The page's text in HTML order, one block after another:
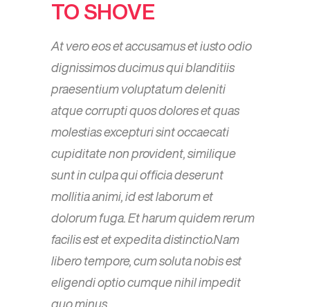
TO SHOVE
At vero eos et accusamus et iusto odio
dignissimos ducimus qui blanditiis
praesentium voluptatum deleniti
atque corrupti quos dolores et quas
molestias excepturi sint occaecati
cupiditate non provident, similique
sunt in culpa qui officia deserunt
mollitia animi, id est laborum et
dolorum fuga. Et harum quidem rerum
facilis est et expedita distinctio.Nam
libero tempore, cum soluta nobis est
eligendi optio cumque nihil impedit
quo minus.